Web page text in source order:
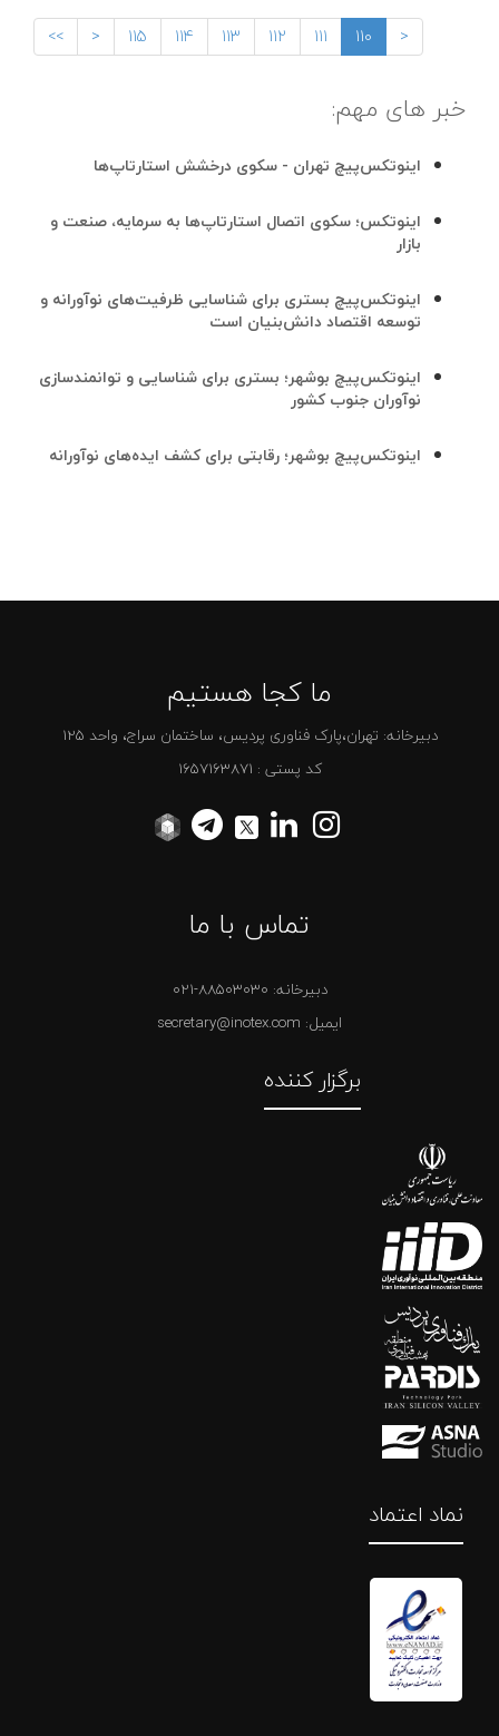
<
110
111
112
113
114
115
<
>>
خبر های مهم:
اینوتکس‌پیچ تهران - سکوی درخشش استارتاپ‌ها
اینوتکس؛ سکوی اتصال استارتاپ‌ها به سرمایه، صنعت و
بازار
اینوتکس‌پیچ بستری برای شناسایی ظرفیت‌های نوآورانه و
توسعه اقتصاد دانش‌بنیان است
اینوتکس‌پیچ بوشهر؛ بستری برای شناسایی و توانمندسازی
نوآوران جنوب کشور
اینوتکس‌پیچ بوشهر؛ رقابتی برای کشف ایده‌های نوآورانه
ما کجا هستیم
دبیرخانه: تهران،پارک فناوری پردیس، ساختمان سراج، واحد 125
کد پستی : 1657163871
تماس با ما
دبیرخانه: 021-88503030
ایمیل: secretary@inotex.com
برگزار کننده
نماد اعتماد